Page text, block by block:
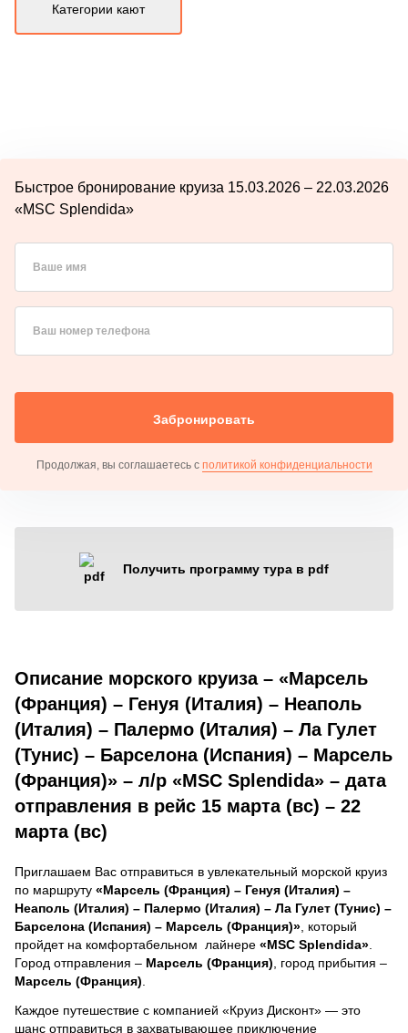
Категории кают
Быстрое бронирование круиза 15.03.2026 – 22.03.2026
«MSC Splendida»
Ваше имя
Ваш номер телефона
Забронировать
Продолжая, вы соглашаетесь с политикой конфиденциальности
Получить программу тура в pdf
Описание морского круиза – «Марсель
(Франция) – Генуя (Италия) – Неаполь
(Италия) – Палермо (Италия) – Ла Гулет
(Тунис) – Барселона (Испания) – Марсель
(Франция)» – л/р «MSC Splendida» – дата
отправления в рейс 15 марта (вс) – 22
марта (вс)
Приглашаем Вас отправиться в увлекательный морской круиз
по маршруту «Марсель (Франция) – Генуя (Италия) –
Неаполь (Италия) – Палермо (Италия) – Ла Гулет (Тунис) –
Барселона (Испания) – Марсель (Франция)» , который
пройдет на комфортабельном лайнере «MSC Splendida»
Город отправления – Марсель (Франция) , город прибытия –
Марсель (Франция)
Каждое путешествие с компанией «Круиз Дисконт» — это
шанс отправиться в захватывающее приключение